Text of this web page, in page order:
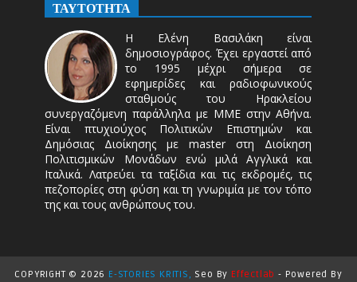
ΤΑΥΤΟΤΗΤΑ
Η Ελένη Βασιλάκη είναι
δημοσιογράφος. Έχει εργαστεί από
το 1995 μέχρι σήμερα σε
εφημερίδες και ραδιοφωνικούς
σταθμούς του Ηρακλείου
συνεργαζόμενη παράλληλα με ΜΜΕ στην Αθήνα.
Είναι πτυχιούχος Πολιτικών Επιστημών και
Δημόσιας Διοίκησης με master στη Διοίκηση
Πολιτισμικών Μονάδων ενώ μιλά Αγγλικά και
Ιταλικά. Λατρεύει τα ταξίδια και τις εκδρομές, τις
πεζοπορίες στη φύση και τη γνωριμία με τον τόπο
της και τους ανθρώπους του.
COPYRIGHT © 2026 E-STORIES KRITIS, Seo By Effectlab - Powered By